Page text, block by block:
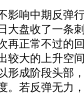
响中期反弹
大盘收了一条
再正常不过的
较大的上升空
形成阶段头部
。若反弹无力